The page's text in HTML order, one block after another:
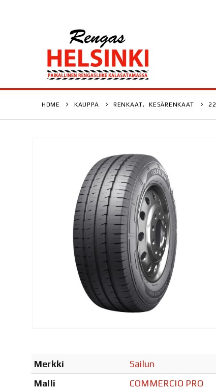
HOME KAUPPA RENKAAT, KESÄRENKAAT
Merkki
Sailun
Malli
COMMERCIO PRO